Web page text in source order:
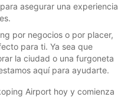
asegurar una experiencia
por negocios o por placer,
para ti. Ya sea que
la ciudad o una furgoneta
aquí para ayudarte.
Airport hoy y comienza